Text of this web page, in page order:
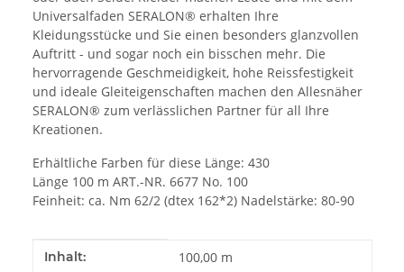
Universalfaden SERALON® erhalten Ihre
Kleidungsstücke und Sie einen besonders glanzvollen
Auftritt - und sogar noch ein bisschen mehr. Die
hervorragende Geschmeidigkeit, hohe Reissfestigkeit
und ideale Gleiteigenschaften machen den Allesnäher
SERALON® zum verlässlichen Partner für all Ihre
Kreationen.
Erhältliche Farben für diese Länge: 430
Länge 100 m ART.-NR. 6677 No. 100
Feinheit: ca. Nm 62/2 (dtex 162*2) Nadelstärke: 80-90
Produkteigenschaft
Wert
Inhalt: 100,00 m